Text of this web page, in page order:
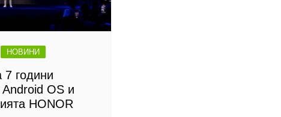
НОВИНИ
7 години
Android OS и
HONOR